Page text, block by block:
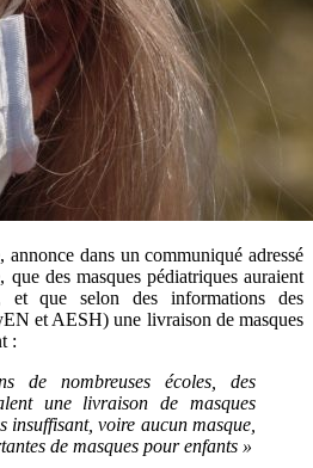
dans un communiqué adressé
que des masques pédiatriques auraient
et que selon des informations des
et AESH) une livraison de masques
:
de nombreuses écoles, des
une livraison de masques
insuffisant, voire aucun masque,
de masques pour enfants »